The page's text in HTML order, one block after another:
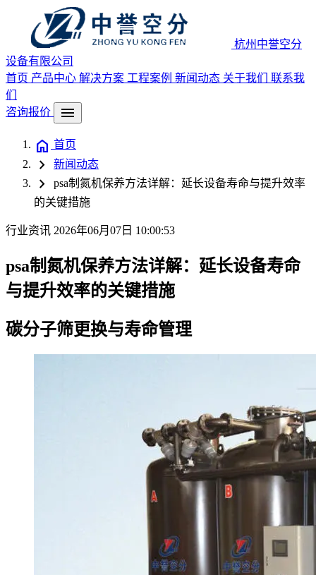
杭州中誉空分
设备有限公司
首页 产品中心 解决方案 工程案例 新闻动态 关于我们 联系我
们
咨询报价
menu
home 首页
chevron_right 新闻动态
chevron_right
psa制氮机保养方法详解：延长设备寿命与提升效率
的关键措施
行业资讯 2026年06月07日 10:00:53
psa制氮机保养方法详解：延长设备寿命
与提升效率的关键措施
碳分子筛更换与寿命管理